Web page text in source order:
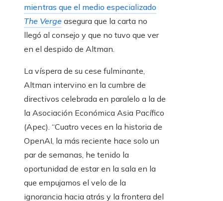
mientras que el medio especializado
The Verge asegura que la carta no
llegó al consejo y que no tuvo que ver
en el despido de Altman.
La víspera de su cese fulminante,
Altman intervino en la cumbre de
directivos celebrada en paralelo a la de
la Asociación Económica Asia Pacífico
(Apec). “Cuatro veces en la historia de
OpenAI, la más reciente hace solo un
par de semanas, he tenido la
oportunidad de estar en la sala en la
que empujamos el velo de la
ignorancia hacia atrás y la frontera del